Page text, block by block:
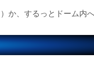
か、するっとドーム内へ